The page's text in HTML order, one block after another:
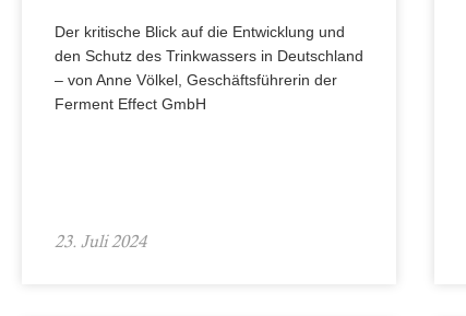
Der kritische Blick auf die Entwicklung und
den Schutz des Trinkwassers in Deutschland
– von Anne Völkel, Geschäftsführerin der
Ferment Effect GmbH
23. Juli 2024